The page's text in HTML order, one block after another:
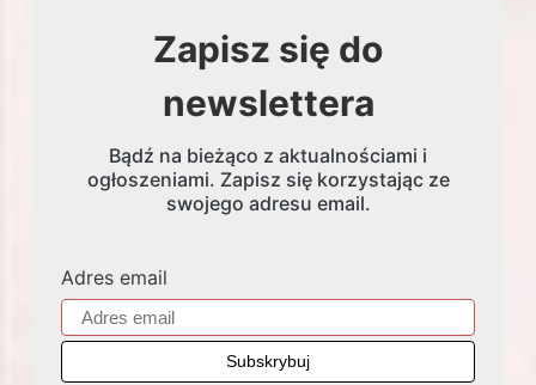
Zapisz się do
newslettera
Bądź na bieżąco z aktualnościami i
ogłoszeniami. Zapisz się korzystając ze
swojego adresu email.
Adres email